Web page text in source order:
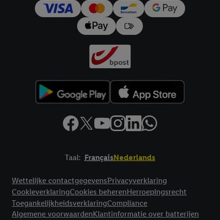
Taal: FrançaisNederlands
Wettelijke contactgegevensPrivacyverklaring
CookieverklaringCookies beherenHerroepingsrecht
ToegankelijkheidsverklaringCompliance
Algemene voorwaardenKlantinformatie over batterijen
trekken, vindt u in onzeprivacyverklaring.Je vindt het
impressum hier.